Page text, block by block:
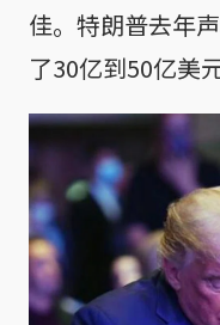
佳。特朗普去年
了30亿到50亿美